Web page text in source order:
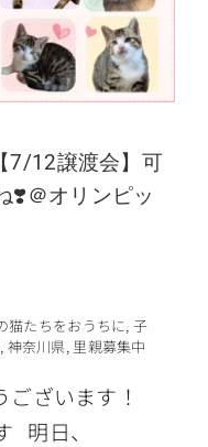
7/12譲渡会】可
❣️＠オリンピッ
猫たちをおうちに,子
, 神奈川県, 里親募集中
ざいます！
明日、